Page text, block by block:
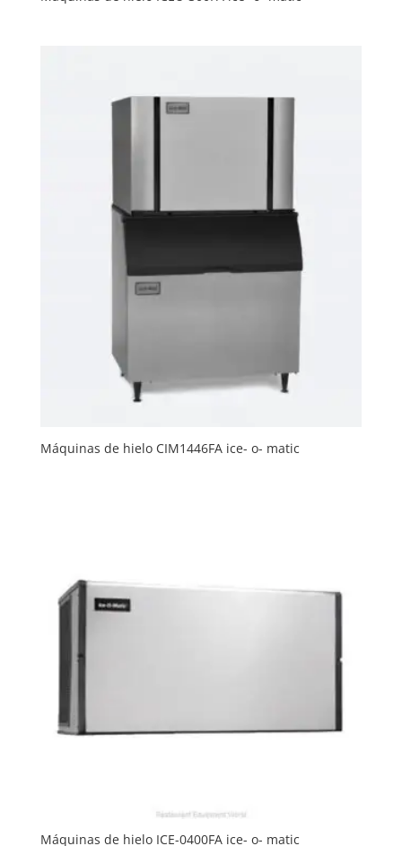
Máquinas de hielo CIM1446FA ice- o- matic
Máquinas de hielo ICE-0400FA ice- o- matic